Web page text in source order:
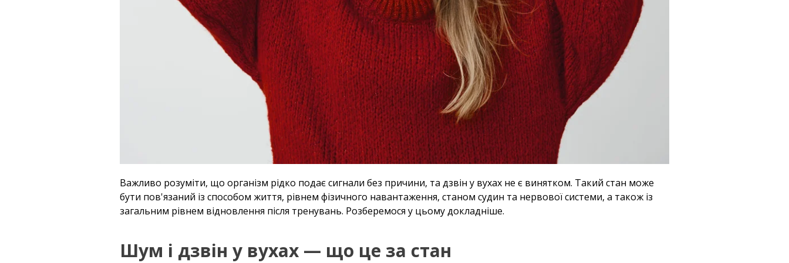
Важливо розуміти, що організм рідко подає сигнали без причини, та дзвін у вухах не є винятком. Такий стан може
бути пов'язаний із способом життя, рівнем фізичного навантаження, станом судин та нервової системи, а також із
загальним рівнем відновлення після тренувань. Розберемося у цьому докладніше.
Шум і дзвін у вухах — що це за стан